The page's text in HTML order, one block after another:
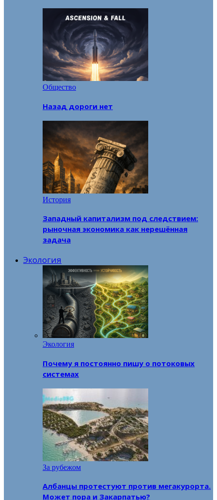
Общество
Назад дороги нет
История
Западный капитализм под следствием:
рыночная экономика как нерешённая
задача
Экология
Экология
Почему я постоянно пишу о потоковых
системах
За рубежом
Албанцы протестуют против мегакурорта.
Может пора и Закарпатью?